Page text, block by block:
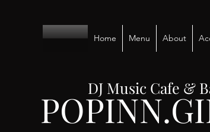
Home Menu About
DJ Music Cafe &